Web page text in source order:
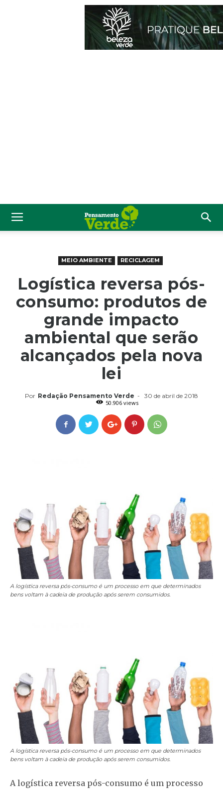
MEIO AMBIENTE RECICLAGEM
Logística reversa pós-
consumo: produtos de
grande impacto
ambiental que serão
alcançados pela nova
lei
Por Redação Pensamento Verde -
30 de abril de 2018
50.906 views
A logística reversa pós-consumo é um processo em que determinados
bens voltam à cadeia de produção após serem consumidos.
A logística reversa pós-consumo é um processo em que determinados
bens voltam à cadeia de produção após serem consumidos.
A logística reversa pós-consumo é um processo